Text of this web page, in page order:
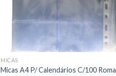
MICAS
Micas A4 P/ Calendários C/100 Roma